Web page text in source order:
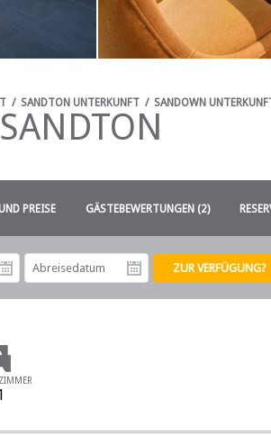
/ SANDTON UNTERKUNFT / SANDOWN
PREISE GÄSTEBEWERTUNGEN (2)